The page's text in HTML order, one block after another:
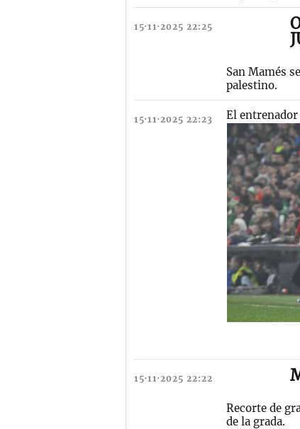
15·11·2025 22:25
San Mamés
palestino.
15·11·2025 22:23 El entrenador
15·11·2025 22:22
Recorte de
de la grada.